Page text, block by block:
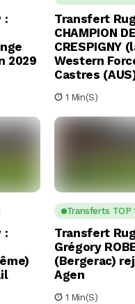
:
2029
Transfert
CHAMPION DE
CRESPIGNY
Western
Castres
1 Min(s)
:
Transferts TOP
Transfert
Grégory
(Bergerac)
Agen
1 Min(s)